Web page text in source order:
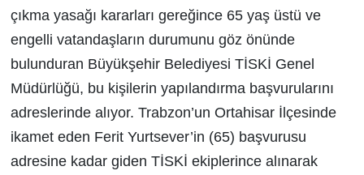
çıkma yasağı kararları gereğince 65 yaş üstü ve
engelli vatandaşların durumunu göz önünde
bulunduran Büyükşehir Belediyesi TİSKİ Genel
Müdürlüğü, bu kişilerin yapılandırma başvurularını
adreslerinde alıyor. Trabzon’un Ortahisar İlçesinde
ikamet eden Ferit Yurtsever’in (65) başvurusu
adresine kadar giden TİSKİ ekiplerince alınarak